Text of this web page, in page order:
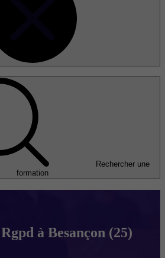
Rechercher une
formation
à Besançon (25)